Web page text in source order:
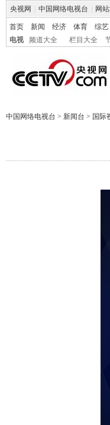
央视网 中国网络电视台 网
首页 新闻 经济 体育 综艺
电视
频道大全 栏目大全
中国网络电视台 > 新闻台 > 国际